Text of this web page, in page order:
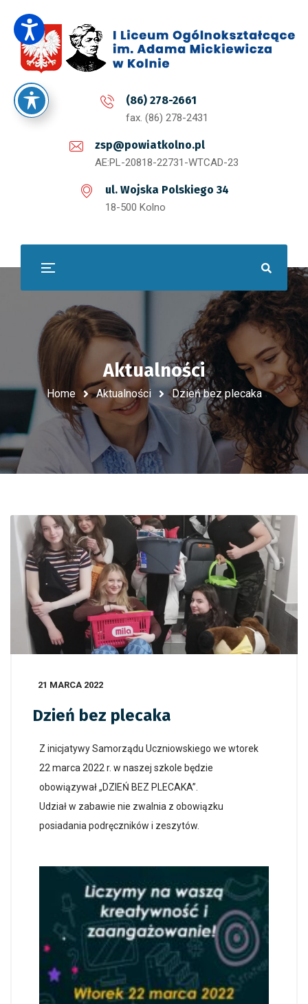
(86) 278-2661
fax. (86) 278-2431
zsp@powiatkolno.pl
AE:PL-20818-22731-WTCAD-23
ul. Wojska Polskiego 34
18-500 Kolno
Aktualności
Home Aktualności Dzień bez plecaka
21 MARCA 2022
Dzień bez plecaka
Z inicjatywy Samorządu Uczniowskiego we wtorek
22 marca 2022 r. w naszej szkole będzie
obowiązywał „DZIEŃ BEZ PLECAKA”.
Udział w zabawie nie zwalnia z obowiązku
posiadania podręczników i zeszytów.